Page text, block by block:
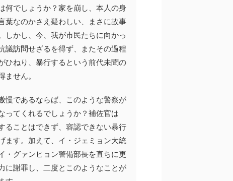
何でしょうか？家を崩し、本人の身
葉なのかさえ疑わしい、まさに故事
しかし、今、我が市民たちに向かっ
議訪問せざるを得ず、またその過程
ひねり、暴行するという前代未聞の
せん。
慢であるならば、このような警察が
ってくれるでしょうか？補佐官は
ることはできず、容認できない暴行
ます。加えて、イ・ジェミョン大統
・グァンヒョン警備部長を直ちに更
に謝罪し、二度とこのようなことが